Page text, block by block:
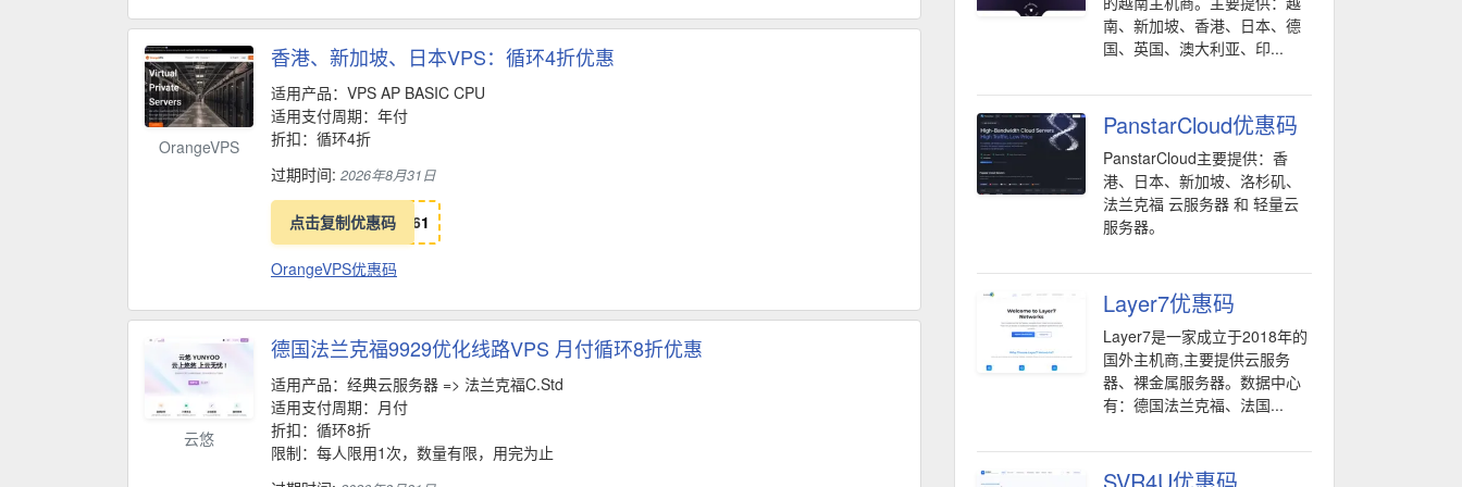
OrangeVPS
香港、新加坡、日本VPS：循环4折优惠
适用产品：VPS AP BASIC CPU
适用支付周期：年付
折扣：循环4折
过期时间: 2026年8月31日
点击复制优惠码 61
OrangeVPS优惠码
云悠
德国法兰克福9929优化线路VPS 月付循环8折优惠
适用产品：经典云服务器 => 法兰克福C.Std
适用支付周期：月付
折扣：循环8折
限制：每人限用1次，数量有限，用完为止
南、新加坡、香港、日本、德
国、英国、澳大利亚、印...
PanstarCloud优惠码
PanstarCloud主要提供：香
港、日本、新加坡、洛杉矶、
法兰克福 云服务器 和 轻量云
服务器。
Layer7优惠码
Layer7是一家成立于2018年的
国外主机商,主要提供云服务
器、裸金属服务器。数据中心
有：德国法兰克福、法国...